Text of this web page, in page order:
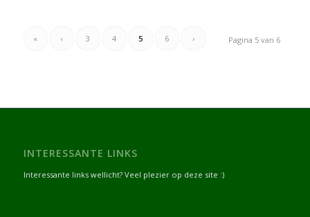
Pagina 5 van 6
« ‹ 3 4 5 6 ›
INTERESSANTE LINKS
Interessante links wellicht? Veel plezier op deze site :)